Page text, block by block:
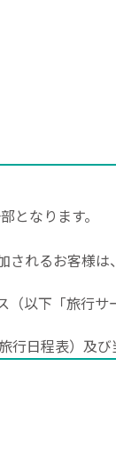
となります。
されるお客様
（以下「旅行サ
行日程表）及